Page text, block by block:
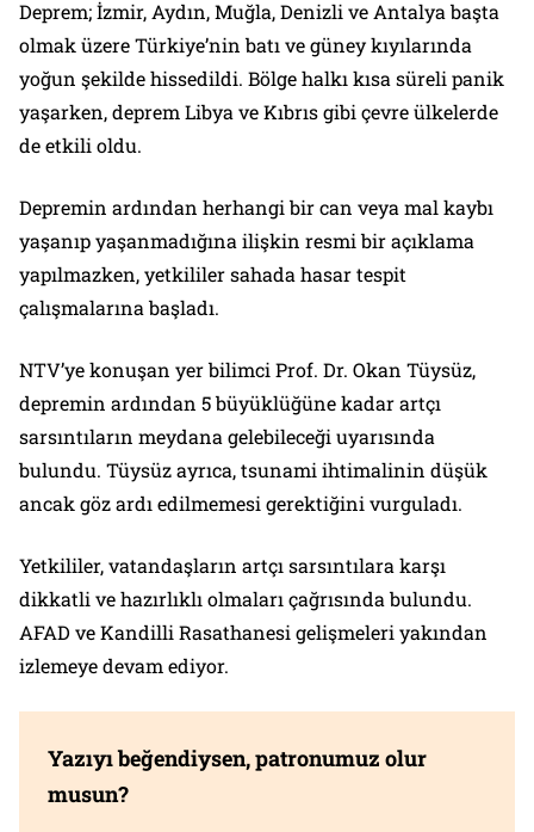
Deprem; İzmir, Aydın, Muğla, Denizli ve Antalya başta
olmak üzere Türkiye’nin batı ve güney kıyılarında
yoğun şekilde hissedildi. Bölge halkı kısa süreli panik
yaşarken, deprem Libya ve Kıbrıs gibi çevre ülkelerde
de etkili oldu.
Depremin ardından herhangi bir can veya mal kaybı
yaşanıp yaşanmadığına ilişkin resmi bir açıklama
yapılmazken, yetkililer sahada hasar tespit
çalışmalarına başladı.
NTV’ye konuşan yer bilimci Prof. Dr. Okan Tüysüz,
depremin ardından 5 büyüklüğüne kadar artçı
sarsıntıların meydana gelebileceği uyarısında
bulundu. Tüysüz ayrıca, tsunami ihtimalinin düşük
ancak göz ardı edilmemesi gerektiğini vurguladı.
Yetkililer, vatandaşların artçı sarsıntılara karşı
dikkatli ve hazırlıklı olmaları çağrısında bulundu.
AFAD ve Kandilli Rasathanesi gelişmeleri yakından
izlemeye devam ediyor.
Yazıyı beğendiysen, patronumuz olur
musun?